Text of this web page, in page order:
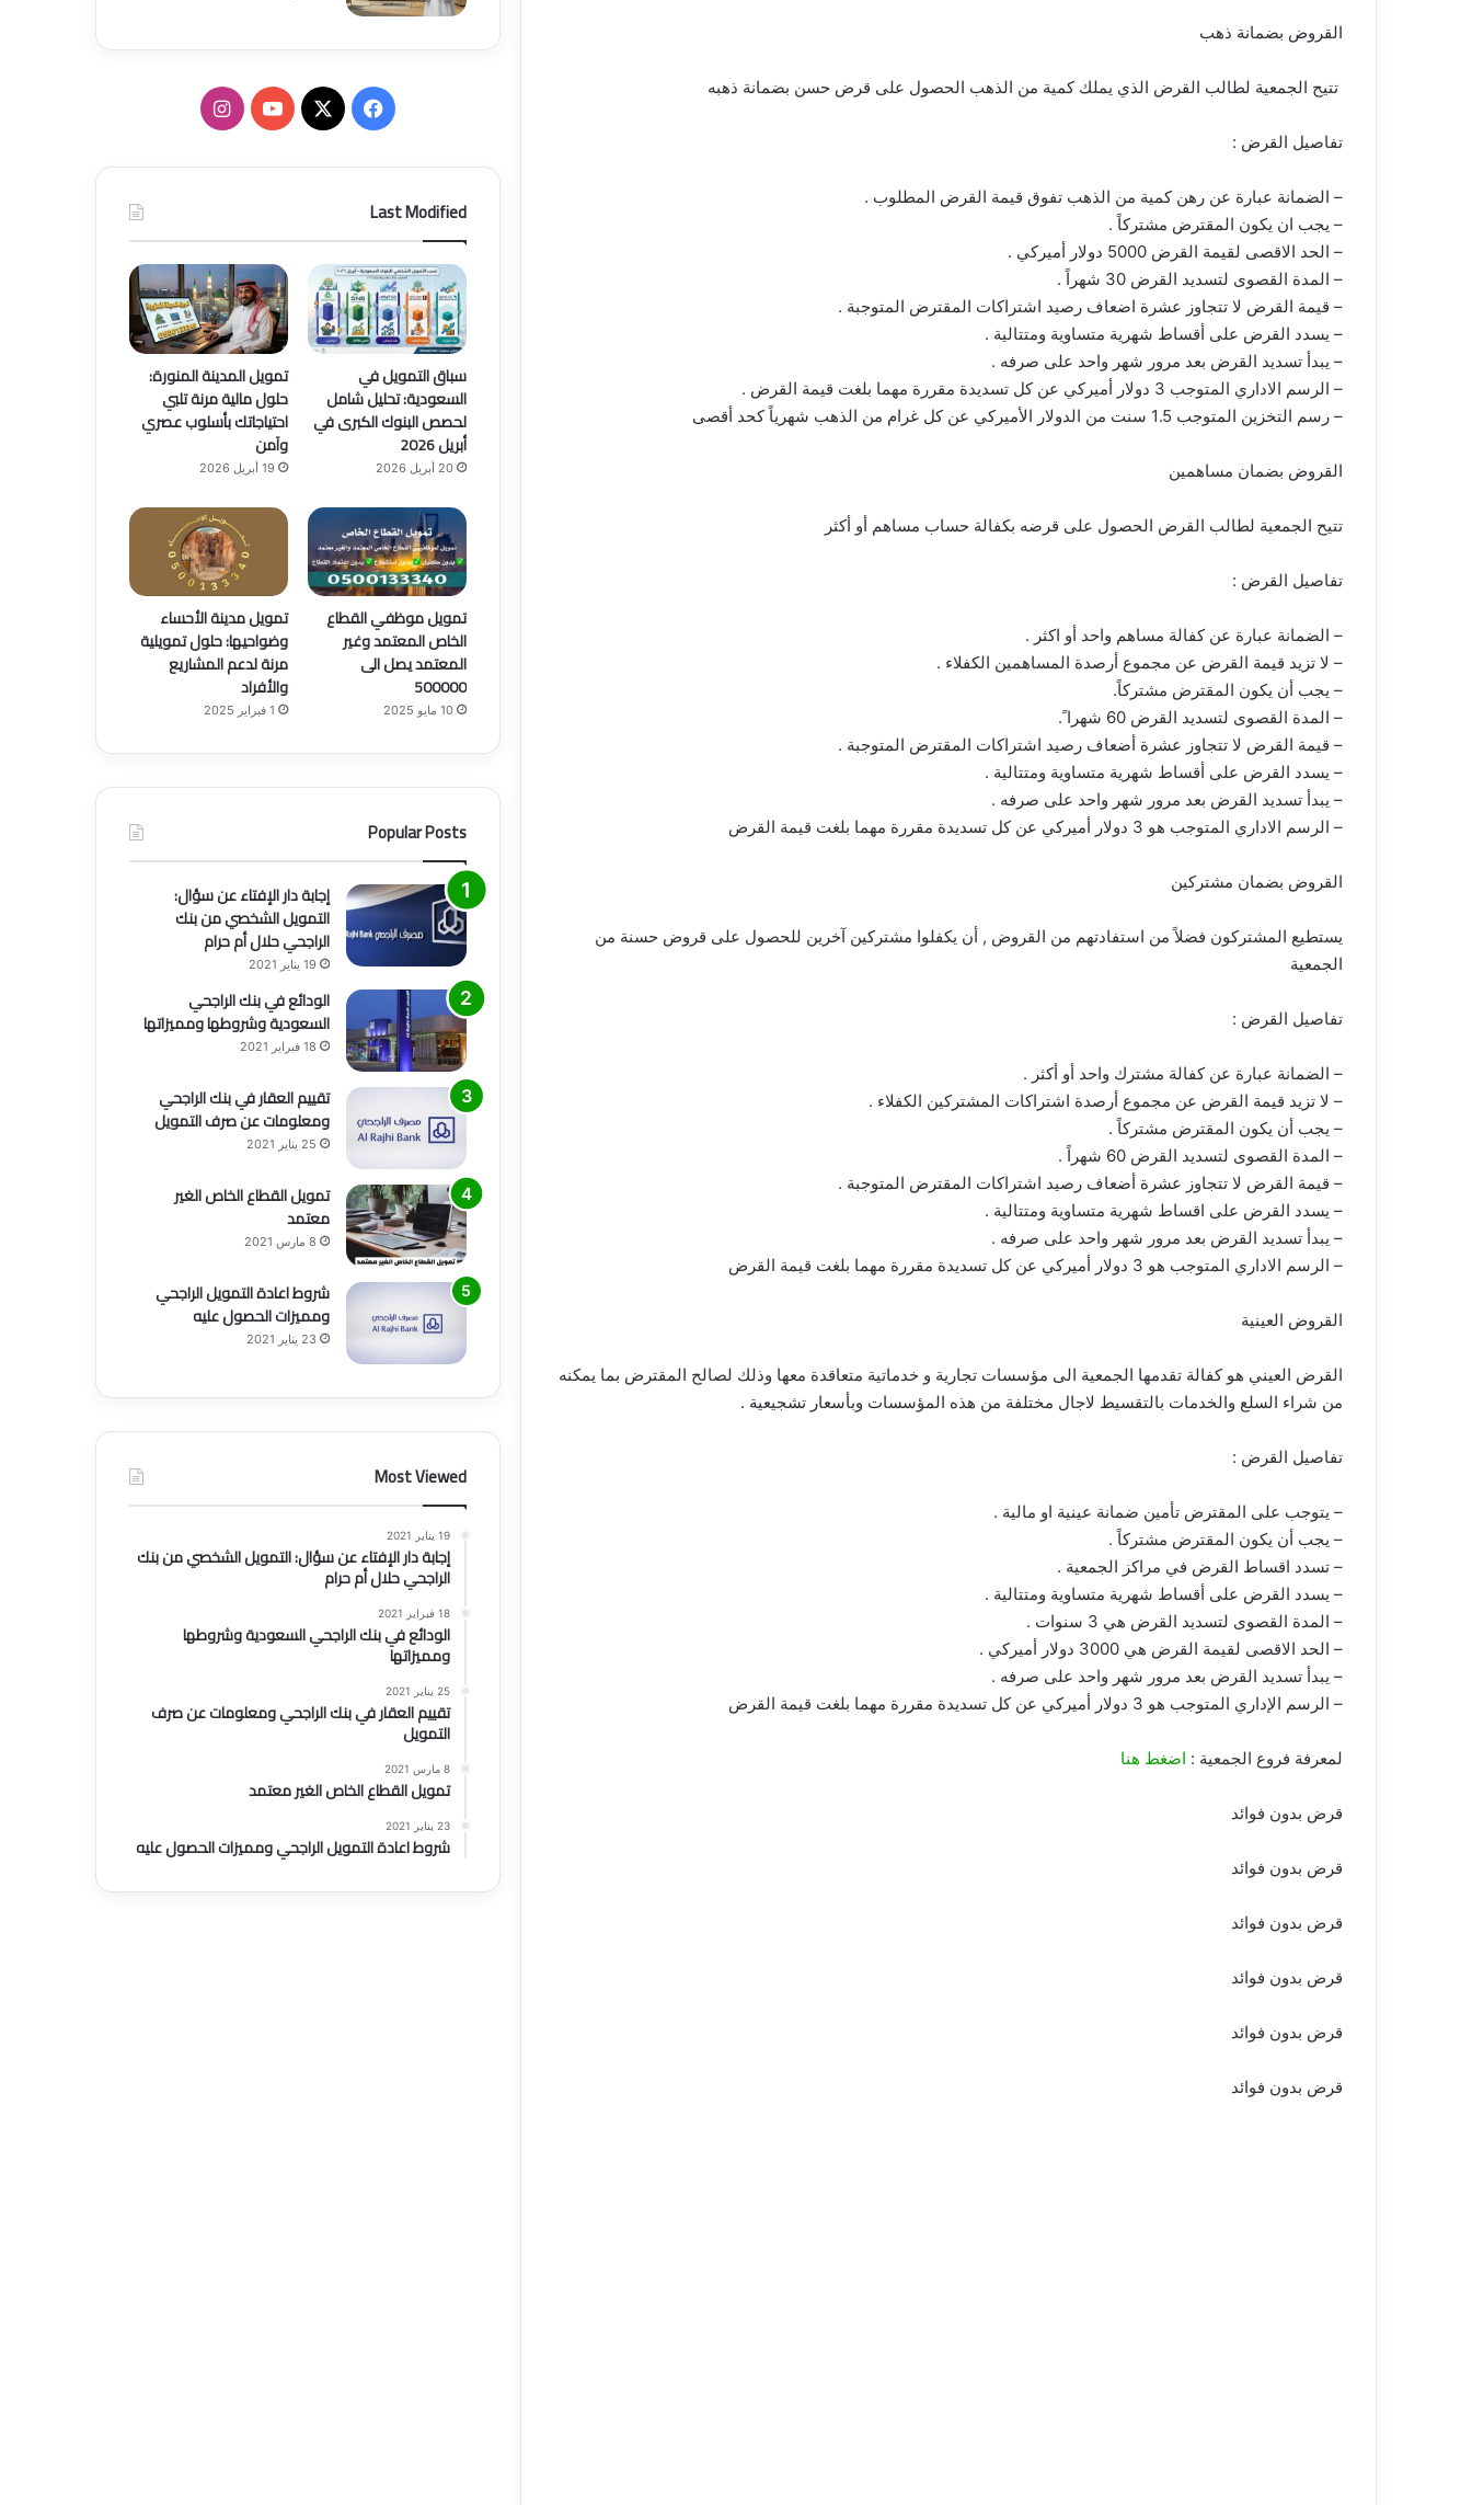
القروض بضمانة ذهب
تتيح الجمعية لطالب القرض الذي يملك كمية من الذهب الحصول على قرض حسن بضمانة ذهبه
تفاصيل القرض :
– الضمانة عبارة عن رهن كمية من الذهب تفوق قيمة القرض المطلوب .
– يجب ان يكون المقترض مشتركاً .
– الحد الاقصى لقيمة القرض 5000 دولار أميركي .
– المدة القصوى لتسديد القرض 30 شهراً .
– قيمة القرض لا تتجاوز عشرة اضعاف رصيد اشتراكات المقترض المتوجبة .
– يسدد القرض على أقساط شهرية متساوية ومتتالية .
– يبدأ تسديد القرض بعد مرور شهر واحد على صرفه .
– الرسم الاداري المتوجب 3 دولار أميركي عن كل تسديدة مقررة مهما بلغت قيمة القرض .
– رسم التخزين المتوجب 1.5 سنت من الدولار الأميركي عن كل غرام من الذهب شهرياً كحد أقصى
القروض بضمان مساهمين
تتيح الجمعية لطالب القرض الحصول على قرضه بكفالة حساب مساهم أو أكثر
تفاصيل القرض :
– الضمانة عبارة عن كفالة مساهم واحد أو اكثر .
– لا تزيد قيمة القرض عن مجموع أرصدة المساهمين الكفلاء .
– يجب أن يكون المقترض مشتركاً.
– المدة القصوى لتسديد القرض 60 شهرا ً.
– قيمة القرض لا تتجاوز عشرة أضعاف رصيد اشتراكات المقترض المتوجبة .
– يسدد القرض على أقساط شهرية متساوية ومتتالية .
– يبدأ تسديد القرض بعد مرور شهر واحد على صرفه .
– الرسم الاداري المتوجب هو 3 دولار أميركي عن كل تسديدة مقررة مهما بلغت قيمة القرض
القروض بضمان مشتركين
يستطيع المشتركون فضلاً من استفادتهم من القروض , أن يكفلوا مشتركين آخرين للحصول على قروض حسنة من
الجمعية
تفاصيل القرض :
– الضمانة عبارة عن كفالة مشترك واحد أو أكثر .
– لا تزيد قيمة القرض عن مجموع أرصدة اشتراكات المشتركين الكفلاء .
– يجب أن يكون المقترض مشتركاً .
– المدة القصوى لتسديد القرض 60 شهراً .
– قيمة القرض لا تتجاوز عشرة أضعاف رصيد اشتراكات المقترض المتوجبة .
– يسدد القرض على اقساط شهرية متساوية ومتتالية .
– يبدأ تسديد القرض بعد مرور شهر واحد على صرفه .
– الرسم الاداري المتوجب هو 3 دولار أميركي عن كل تسديدة مقررة مهما بلغت قيمة القرض
القروض العينية
القرض العيني هو كفالة تقدمها الجمعية الى مؤسسات تجارية و خدماتية متعاقدة معها وذلك لصالح المقترض بما يمكنه
من شراء السلع والخدمات بالتقسيط لاجال مختلفة من هذه المؤسسات وبأسعار تشجيعية .
تفاصيل القرض :
– يتوجب على المقترض تأمين ضمانة عينية او مالية .
– يجب أن يكون المقترض مشتركاً .
– تسدد اقساط القرض في مراكز الجمعية .
– يسدد القرض على أقساط شهرية متساوية ومتتالية .
– المدة القصوى لتسديد القرض هي 3 سنوات .
– الحد الاقصى لقيمة القرض هي 3000 دولار أميركي .
– يبدأ تسديد القرض بعد مرور شهر واحد على صرفه .
– الرسم الإداري المتوجب هو 3 دولار أميركي عن كل تسديدة مقررة مهما بلغت قيمة القرض
لمعرفة فروع الجمعية : اضغط هنا
قرض بدون فوائد
قرض بدون فوائد
قرض بدون فوائد
قرض بدون فوائد
قرض بدون فوائد
قرض بدون فوائد
ف
ب
و
ك
u
T
u
b
e
ا
ت
ق
ر
ا
م
Last Modified
سباق التمويل في
السعودية: تحليل شامل
لحصص البنوك الكبرى في
أبريل 2026
20 أبريل 2026
تمويل المدينة المنورة:
حلول مالية مرنة تلبي
احتياجاتك بأسلوب عصري
وآمن
19 أبريل 2026
تمويل موظفي القطاع
الخاص المعتمد وغير
المعتمد يصل الى
500000
10 مايو 2025
تمويل مدينة الأحساء
وضواحيها: حلول تمويلية
مرنة لدعم المشاريع
والأفراد
1 فبراير 2025
Popular Posts
إجابة دار الإفتاء عن سؤال:
التمويل الشخصي من بنك
الراجحي حلال أم حرام
19 يناير 2021
الودائع في بنك الراجحي
السعودية وشروطها ومميزاتها
18 فبراير 2021
تقييم العقار في بنك الراجحي
ومعلومات عن صرف التمويل
25 يناير 2021
تمويل القطاع الخاص الغير
معتمد
8 مارس 2021
شروط اعادة التمويل الراجحي
ومميزات الحصول عليه
23 يناير 2021
Most Viewed
19 يناير 2021
إجابة دار الإفتاء عن سؤال: التمويل الشخصي من بنك
الراجحي حلال أم حرام
18 فبراير 2021
الودائع في بنك الراجحي السعودية وشروطها
ومميزاتها
25 يناير 2021
تقييم العقار في بنك الراجحي ومعلومات عن صرف
التمويل
8 مارس 2021
تمويل القطاع الخاص الغير معتمد
23 يناير 2021
شروط اعادة التمويل الراجحي ومميزات الحصول عليه